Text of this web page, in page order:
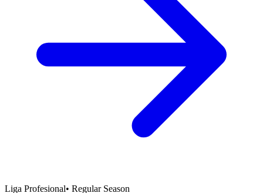
Liga Profesional• Regular Season